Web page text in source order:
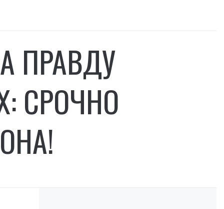
ПРАВДУ
СРОЧНО